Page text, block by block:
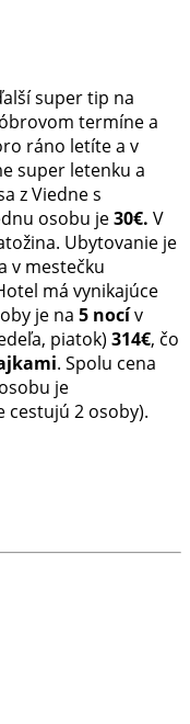
super tip na
termíne a
ráno letíte a v
super letenku a
z Viedne s
osobu je30€. V
Ubytovanie je
v mestečku
má vynikajúce
je na 5 nocív
piatok) 314€, čo
. Spolu cena
je
cestujú 2 osoby).